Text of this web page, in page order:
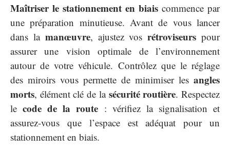
Maîtriser le stationnement en biais commence par
une préparation minutieuse. Avant de vous lancer
dans la manœuvre, ajustez vosrétroviseurs pour
assurer une vision optimale de l’environnement
autour de votre véhicule. Contrôlez que le réglage
des miroirs vous permette de minimiser les angles
morts, élément clé de la sécurité routière. Respectez
lecode de la route : vérifiez la signalisation et
assurez-vous que l’espace est adéquat pour un
stationnement en biais.